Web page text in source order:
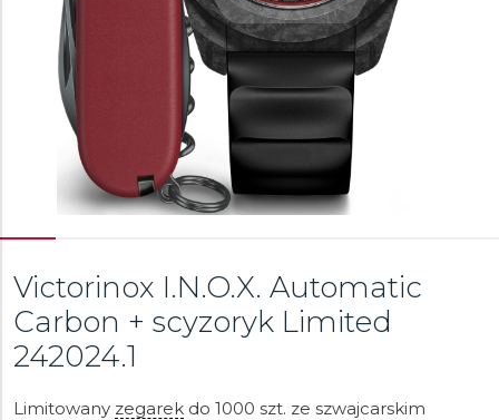
Victorinox I.N.O.X. Automatic
Carbon + scyzoryk Limited
242024.1
Limitowany zegarek do 1000 szt. ze szwajcarskim